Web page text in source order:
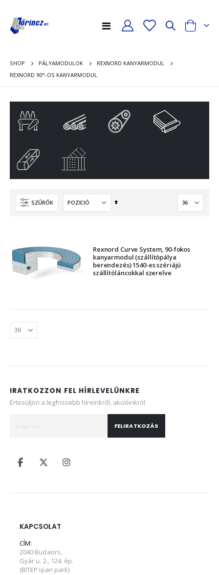
Toggle
Cart
SHOP PÁLYAMODULOK
REXNORD KANYARMODUL
REXNORD 90°-OS KANYARMODUL
SZŰRŐK
Csökkenő
Rexnord Curve System, 90-fokos
kanyarmodul (szállítópálya
berendezés) 1540-es szériájú
szállítóláncokkal szerelve
IRATKOZZON FEL HÍRLEVELÜNKRE
Értesüljön a legfrissebb híreinkről, akcióinkról
FELIRATKOZÁS
KAPCSOLAT
CÍM:
2040 Budaörs,
Gyár u. 2., 124. ép.
(BITEP Ipari park)